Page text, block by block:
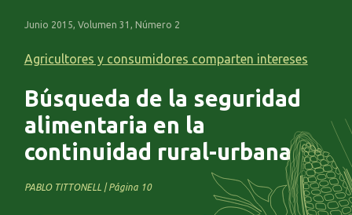
Junio 2015, Volumen 31, Número 2
Agricultores y consumidores comparten intereses
Búsqueda de la seguridad
alimentaria en la
continuidad rural-urbana
PABLO TITTONELL | Página 10